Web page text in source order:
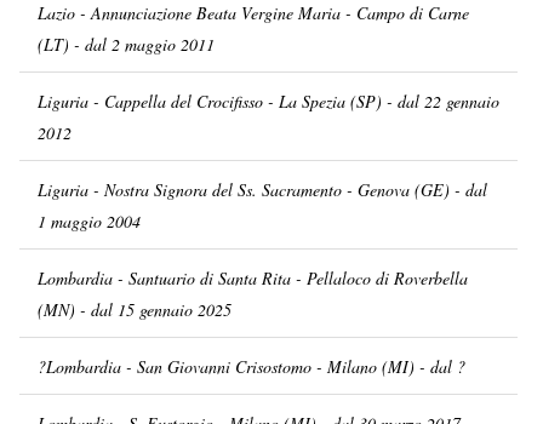
Lazio - Annunciazione Beata Vergine Maria - Campo di Carne
(LT) - dal 2 maggio 2011
Liguria - Cappella del Crocifisso - La Spezia (SP) - dal 22 gennaio
2012
Liguria - Nostra Signora del Ss. Sacramento - Genova (GE) - dal
1 maggio 2004
Lombardia - Santuario di Santa Rita - Pellaloco di Roverbella
(MN) - dal 15 gennaio 2025
?Lombardia - San Giovanni Crisostomo - Milano (MI) - dal ?